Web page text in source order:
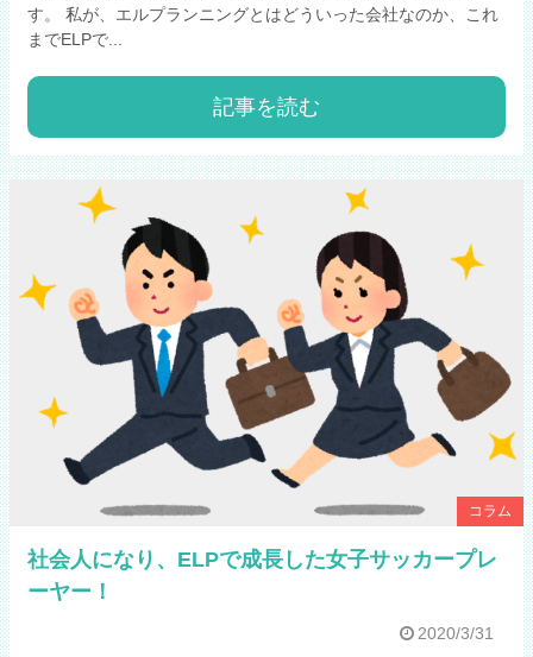
す。 私が、エルプランニングとはどういった会社なのか、これ
までELPで...
記事を読む
コラム
社会人になり、ELPで成長した女子サッカープレ
ーヤー！
2020/3/31